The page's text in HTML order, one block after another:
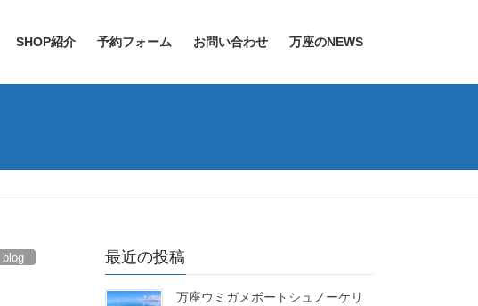
SHOP紹介 予約フォーム お問い合わせ 万座のNEWS
blog 最近の投稿
万座ウミガメボートシュノーケリ